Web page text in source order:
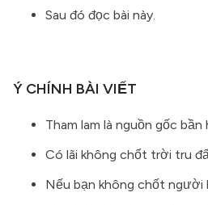
Sau đó đọc bài này.
Ý CHÍNH BÀI VIẾT
Tham lam là nguồn gốc bần
Có lãi không chốt trời tru
Nếu bạn không chốt người